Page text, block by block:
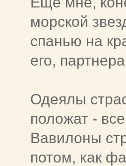
морской
спанью на
его,
Одеялы
положат -
Вавилоны
потом, как